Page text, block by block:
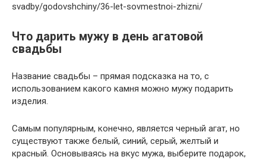
svadby/godovshchiny/36-let-sovmestnoi-zhizni/
Что дарить мужу в день агатовой
свадьбы
Название свадьбы – прямая подсказка на то, с
использованием какого камня можно мужу подарить
изделия.
Самым популярным, конечно, является черный агат, но
существуют также белый, синий, серый, желтый и
красный. Основываясь на вкус мужа, выберите подарок,